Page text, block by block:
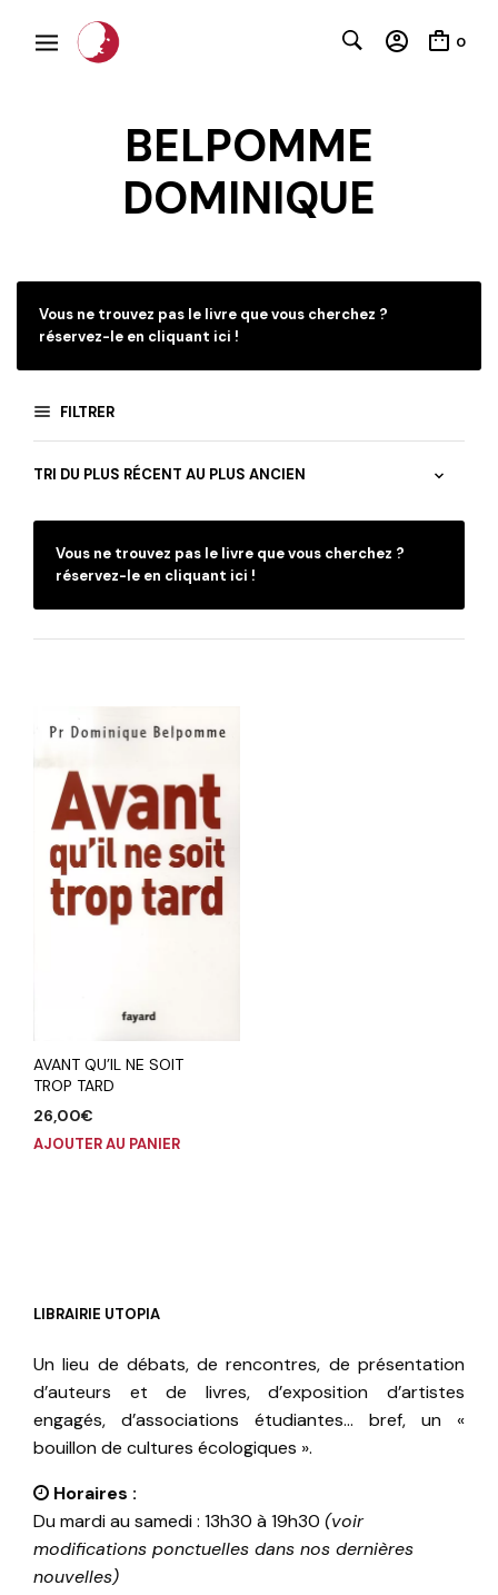
0
BELPOMME
DOMINIQUE
Vous ne trouvez pas le livre que vous cherchez ?
réservez-le en cliquant ici !
FILTRER
Vous ne trouvez pas le livre que vous cherchez ?
réservez-le en cliquant ici !
AVANT QU’IL NE SOIT
TROP TARD
26,00€
AJOUTER AU PANIER
LIBRAIRIE UTOPIA
Un lieu de débats, de rencontres, de présentation
d’auteurs et de livres, d’exposition d’artistes
engagés, d’associations étudiantes… bref, un «
bouillon de cultures écologiques ».
Horaires :
Du mardi au samedi : 13h30 à 19h30 (voir
modifications ponctuelles dans nos dernières
nouvelles)